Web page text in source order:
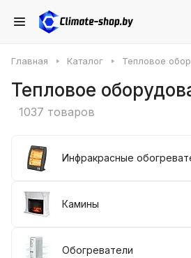
Главная Каталог Тепловое
Тепловое
1037 товаров
Инфракрасные
Камины
Обогреватели